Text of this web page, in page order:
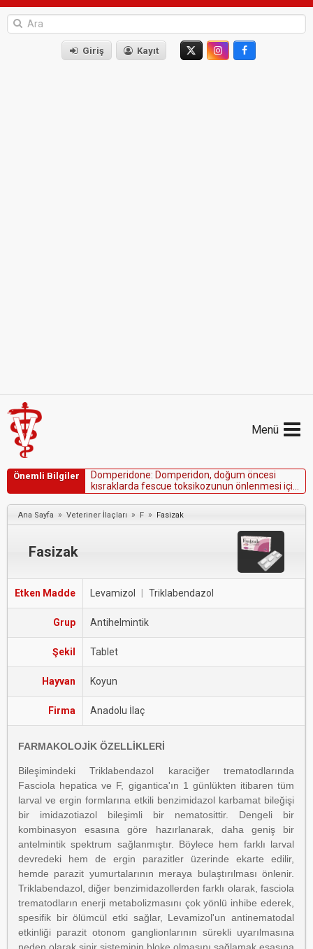
Giriş Kayıt
Menü
Önemli Bilgiler Domperidone: Domperidon, doğum öncesi
kısrakarda fescue toksikozunun ön enmesi içi
ABD'deFDAonaylıdır.
Ana Sayfa » Veteriner İlaçları » F » Fasizak
Fasizak
Etken Madde Levamizol Triklabendazol
Grup Antihelmintik
Şekil Tablet
Hayvan Koyun
Firma Anadolu İlaç
FARMAKOLOJİK ÖZELLİKLERİ
Bileşimindeki Triklabendazol karaciğer trematodlarında
Fasciola hepatica ve F, gigantica'ın 1 günlükten itibaren tüm
larval ve ergin formlarına etkili benzimidazol karbamat bileğişi
bir imidazotiazol bileşimli bir nematosittir. Dengeli bir
kombinasyon esasına göre hazırlanarak, daha geniş bir
antelmintik spektrum sağlanmıştır. Böylece hem farklı larval
devredeki hem de ergin parazitler üzerinde ekarte edilir,
hemde parazit yumurtalarının meraya bulaştırılması önlenir.
Triklabendazol, diğer benzimidazollerden farklı olarak, fasciola
trematodların enerji metabolizmasını çok yönlü inhibe ederek,
spesifik bir ölümcül etki sağlar, Levamizol'un antinematodal
etkinliği parazit otonom ganglionlarının sürekli uyarılmasına